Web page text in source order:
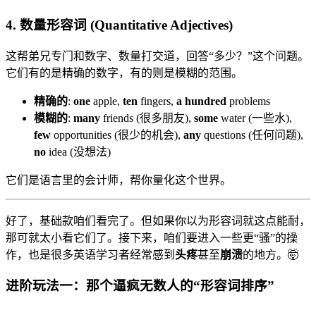
4. 数量形容词 (Quantitative Adjectives)
这帮弟兄专门和数字、数量打交道，回答“多少？”这个问题。
它们有的是精确的数字，有的则是模糊的范围。
精确的: one apple, ten fingers, a hundred problems
模糊的: many friends (很多朋友), some water (一些水),
few opportunities (很少的机会), any questions (任何问题),
no idea (没想法)
它们是语言里的会计师，帮你量化这个世界。
好了，基础款咱们看完了。但如果你以为形容词就这点能耐，
那可就太小看它们了。接下来，咱们要进入一些更“骚”的操
作，也是很多英语学习者经常感到 头疼甚至崩溃的地方。🤯
进阶玩法一：那个逼疯无数人的“形容词排序”